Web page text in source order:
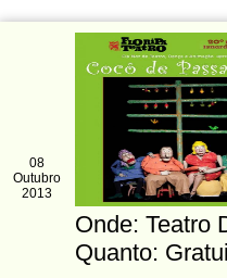
08
Outubro
2013
Onde: Teatro
Quanto: